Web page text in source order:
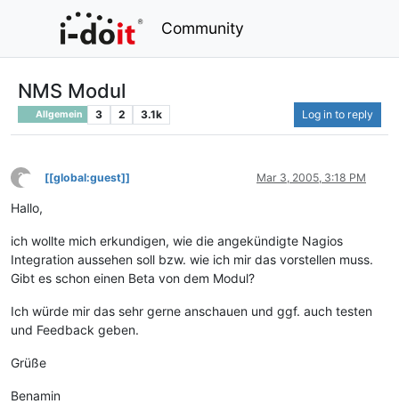
Community
NMS Modul
Allgemein 3 2 3.1k Log in to reply
?
This user is from outside of this forum
[[global:guest]] Mar 3, 2005, 3:18 PM
Hallo,
ich wollte mich erkundigen, wie die angekündigte Nagios
Integration aussehen soll bzw. wie ich mir das vorstellen muss.
Gibt es schon einen Beta von dem Modul?
Ich würde mir das sehr gerne anschauen und ggf. auch testen
und Feedback geben.
Grüße
Benamin